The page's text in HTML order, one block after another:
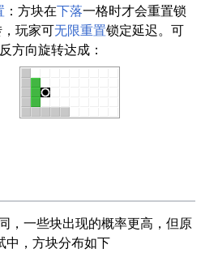
：方块在下落一格时才会重置锁
玩家可无限重置锁定延迟。可
方向旋转达成：
，一些块出现的概率更高，但原
中，方块分布如下